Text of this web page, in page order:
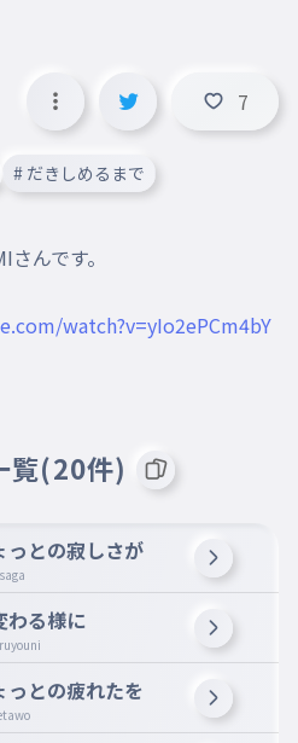
7
# だきしめるまで
んです。
watch?v=yIo2ePCm4bY
覧(20件)
っとの寂しさが
わる様に
っとの疲れたを